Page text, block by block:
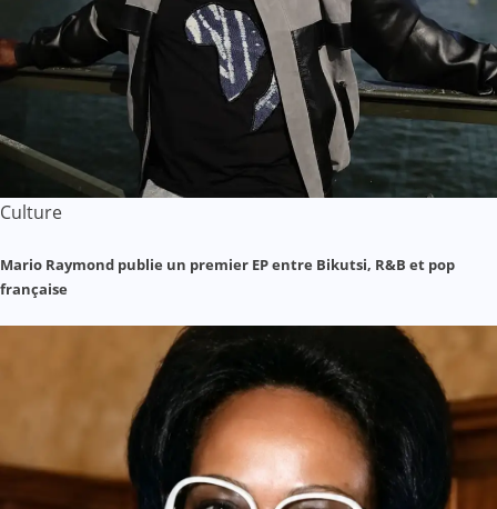
Culture
Mario Raymond publie un premier EP entre Bikutsi, R&B et pop
française